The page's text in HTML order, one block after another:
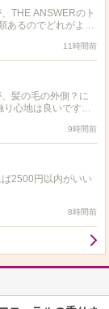
THE ANSWERのト
あるのでどれがよい
11時間前
髪の毛の外側？に
心地は良いです。
…
9時間前
2500円以内がいい
8時間前